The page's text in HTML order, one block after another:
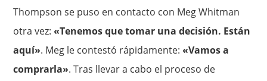
Thompson se puso en contacto con Meg Whitman
otra vez:«Tenemos que tomar una decisión. Están
aquí». Meg le contestó rápidamente:«Vamos a
comprarla». Tras llevar a cabo el proceso de